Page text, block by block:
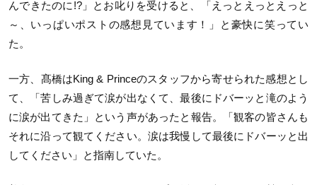
んできたのに!?」とお叱りを受けると、「えっとえっとえっと
～、いっぱいポストの感想見ています！」と豪快に笑ってい
た。
一方、髙橋はKing & Princeのスタッフから寄せられた感想とし
て、「苦しみ過ぎて涙が出なくて、最後にドバーッと滝のよう
に涙が出てきた」という声があったと報告。「観客の皆さんも
それに沿って観てください。涙は我慢して最後にドバーッと出
してください」と指南していた。